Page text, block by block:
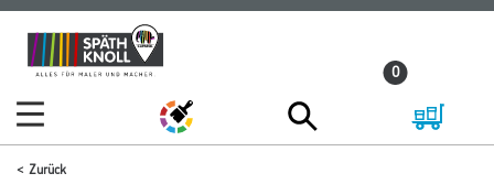
Zum
Inhalt
Zum
Navigationsmenü
0
Zurück